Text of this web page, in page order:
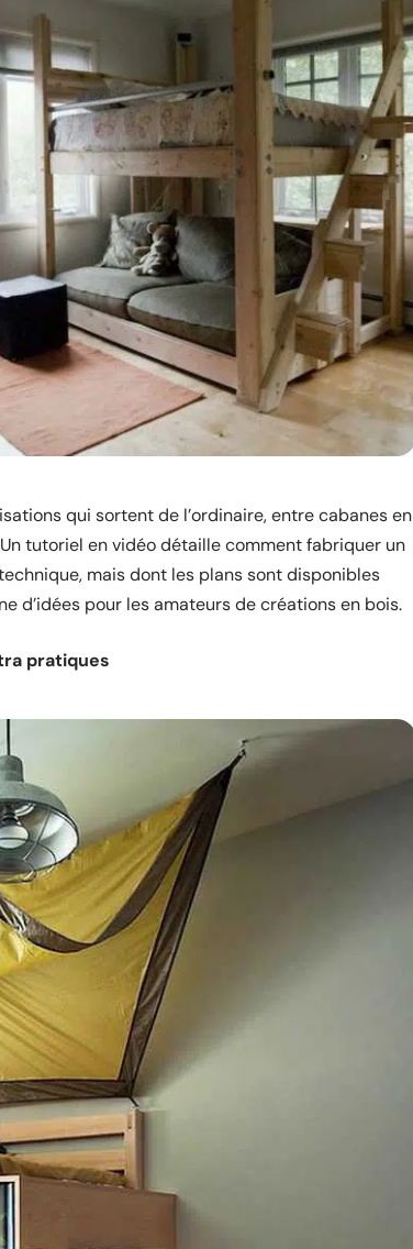
qui sortent de l’ordinaire, entre cabanes en
tutoriel en vidéo détaille comment fabriquer un
mais dont les plans sont disponibles
d’idées pour les amateurs de créations en bois.
pratiques